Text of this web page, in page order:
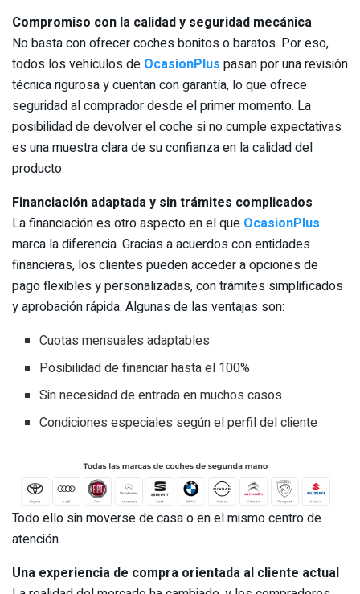
Compromiso con la calidad y seguridad mecánica
No basta con ofrecer coches bonitos o baratos. Por eso,
todos los vehículos de OcasionPlus pasan por una revisión
técnica rigurosa y cuentan con garantía, lo que ofrece
seguridad al comprador desde el primer momento. La
posibilidad de devolver el coche si no cumple expectativas
es una muestra clara de su confianza en la calidad del
producto.
Financiación adaptada y sin trámites complicados
La financiación es otro aspecto en el que OcasionPlus
marca la diferencia. Gracias a acuerdos con entidades
financieras, los clientes pueden acceder a opciones de
pago flexibles y personalizadas, con trámites simplificados
y aprobación rápida. Algunas de las ventajas son:
Cuotas mensuales adaptables
Posibilidad de financiar hasta el 100%
Sin necesidad de entrada en muchos casos
Condiciones especiales según el perfil del cliente
Todo ello sin moverse de casa o en el mismo centro de
atención.
Una experiencia de compra orientada al cliente actual